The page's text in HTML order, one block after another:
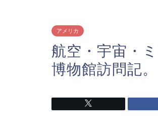
アメリカ
航空・宇宙・
博物館訪問記。